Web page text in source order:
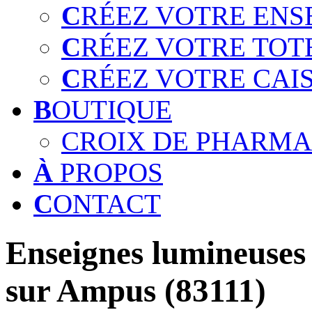
CRÉEZ VOTRE
CRÉEZ VOTRE
CRÉEZ VOTRE
BOUTIQUE
CROIX DE
À PROPOS
CONTACT
Enseignes
sur Ampus (83111)